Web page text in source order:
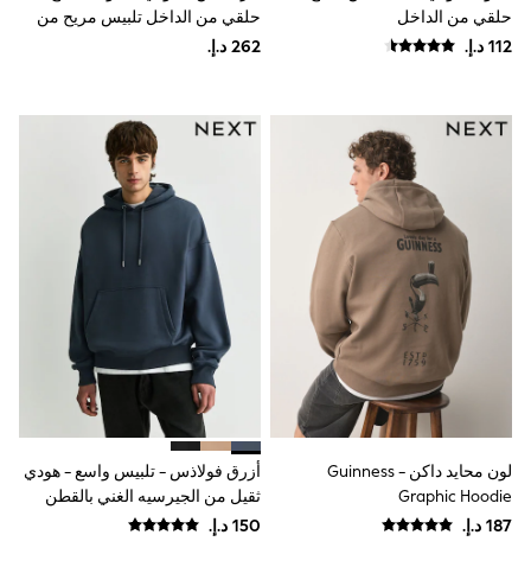
Mint Velvet
Monsoon
River Island
Shoes
Trousers
Shorts
Shirts
Polo Shirts
Sweatshirts & Jumpers
Coats & Jackets
Underwear
Socks
Multipacks
All Boys Sport & Swimwear
Trainers & Pumps
Swimwear
Tops
Shorts
Joggers
adidas
Nike
All Girls Schoolwear
حلقي من الداخل
حلقي من الداخل تلبيس مريح من
The Set
لون محايد داكن - Guinness
Graphic Hoodie
أزرق فولاذس - تلبيس واسع - هودي
ثقيل من الجيرسيه الغني بالقطن